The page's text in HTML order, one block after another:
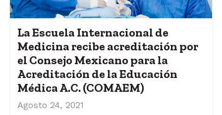
La Escuela Internacional de
Medicina recibe acreditación por
el Consejo Mexicano para la
Acreditación de la Educación
Médica A.C. (COMAEM)
Agosto 24, 2021